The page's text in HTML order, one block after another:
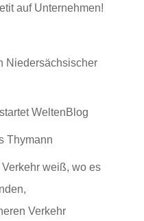
auf Unternehmen!
Niedersächsischer
WeltenBlog
Thymann
weiß, wo es
Verkehr